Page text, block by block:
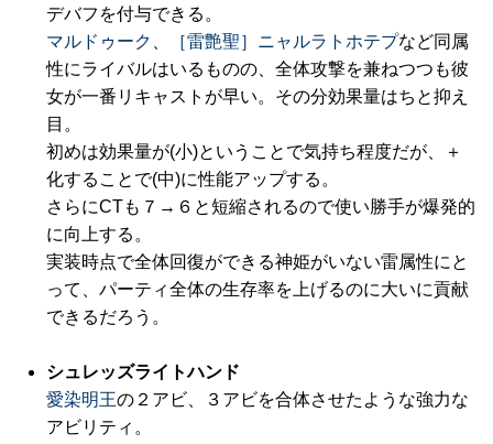
デバフを付与できる。
マルドゥーク
［雷艶聖］ニャルラトホテプなど同属
性にライバルはいるものの、全体攻撃を兼ねつつも彼
女が一番リキャストが早い。その分効果量はちと抑え
目。
初めは効果量が(小)ということで気持ち程度だが、＋
化することで(中)に性能アップする。
さらにCTも７→６と短縮されるので使い勝手が爆発的
に向上する。
実装時点で全体回復ができる神姫がいない雷属性にと
って、パーティ全体の生存率を上げるのに大いに貢献
できるだろう。
シュレッズライトハンド
愛染明王の２アビ、３アビを合体させたような強力な
アビリティ。